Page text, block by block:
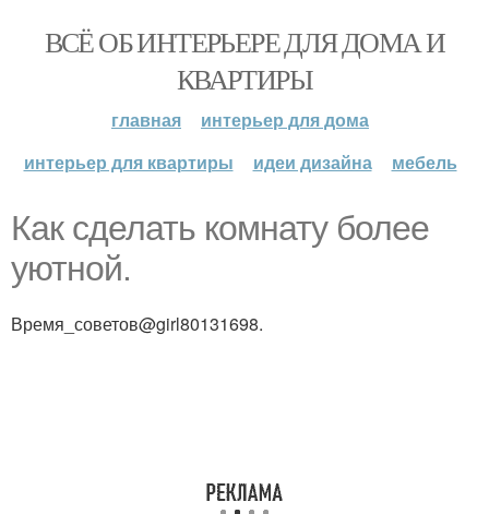
ВСЁ ОБ ИНТЕРЬЕРЕ ДЛЯ ДОМА И
КВАРТИРЫ
главная
интерьер для дома
интерьер для квартиры
идеи дизайна мебель
Как сделать комнату более
уютной.
Время_советов@girl80131698.